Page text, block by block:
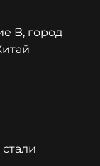
B, город